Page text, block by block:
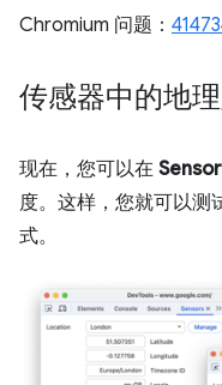
Chromium 问题：
传感器中的地
现在，您可以在
度。这样，您就可以测
式。